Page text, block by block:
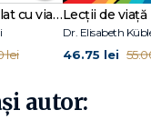
Ce s-a întâmplat cu viața mea sexuală?
lei
Lecții de viață
46.75 lei
autor: